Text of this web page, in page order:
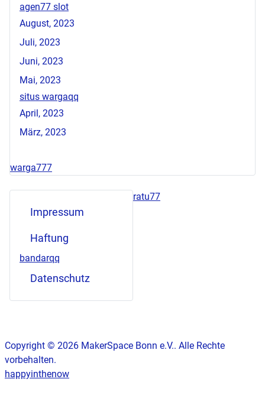
agen77 slot
August, 2023
Juli, 2023
Juni, 2023
Mai, 2023
situs wargaqq
April, 2023
März, 2023
warga777
Impressum
Haftung
bandarqq
Datenschutz
ratu77
Copyright © 2026 MakerSpace Bonn e.V.. Alle Rechte
vorbehalten.
happyinthenow